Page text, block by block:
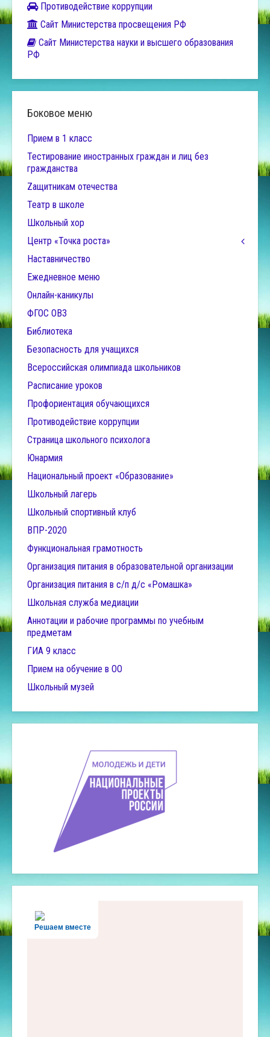
Противодействие коррупции
Сайт Министерства просвещения РФ
Сайт Министерства науки и высшего образования
РФ
Боковое меню
Прием в 1 класс
Тестирование иностранных граждан и лиц без
гражданства
Zащитникам отечества
Театр в школе
Школьный хор
Центр «Точка роста»
Наставничество
Ежедневное меню
Онлайн-каникулы
ФГОС ОВЗ
Библиотека
Безопасность для учащихся
Всероссийская олимпиада школьников
Расписание уроков
Профориентация обучающихся
Противодействие коррупции
Страница школьного психолога
Юнармия
Национальный проект «Образование»
Школьный лагерь
Школьный спортивный клуб
ВПР-2020
Функциональная грамотность
Организация питания в образовательной организации
Организация питания в с/п д/с «Ромашка»
Школьная служба медиации
Аннотации и рабочие программы по учебным
предметам
ГИА 9 класс
Прием на обучение в ОО
Школьный музей
Решаем вместе